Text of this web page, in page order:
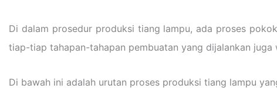
Di dalam prosedur produksi tiang lampu, ada proses
tiap-tiap tahapan-tahapan pembuatan yang dijalankan
Di bawah ini adalah urutan proses produksi tiang lampu